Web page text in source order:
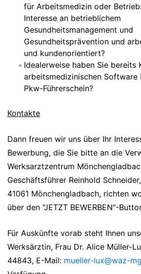
für Arbeitsmedizin oder
Interesse an betrieblichem
Gesundheitsmanagement und
Gesundheitsprävention und
und kundenorientiert?
Idealerweise haben Sie bereits
arbeitsmedizinischen Software
Pkw-Führerschein?
Kontakte
Dann freuen wir uns über Ihr
Bewerbung, die Sie bitte an die
Werksarztzentrum
Geschäftsführer Reinhold
41061 Mönchengladbach, richten
über den "JETZT BEWERBEN"-
Für Auskünfte vorab steht Ihnen
Werksärztin, Frau Dr. Alice Müller-
44843, E-Mail: mueller-lux@waz-